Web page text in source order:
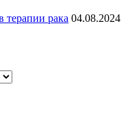
терапии рака 04.08.2024